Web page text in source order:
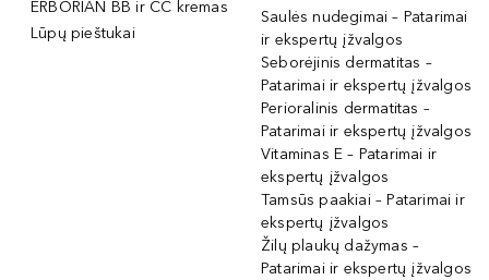
ERBORIAN BB ir CC kremas
Lūpų pieštukai
Saulės nudegimai – Patarimai
ir ekspertų įžvalgos
Seborėjinis dermatitas –
Patarimai ir ekspertų įžvalgos
Perioralinis dermatitas –
Patarimai ir ekspertų įžvalgos
Vitaminas E – Patarimai ir
ekspertų įžvalgos
Tamsūs paakiai – Patarimai ir
ekspertų įžvalgos
Žilų plaukų dažymas –
Patarimai ir ekspertų įžvalgos